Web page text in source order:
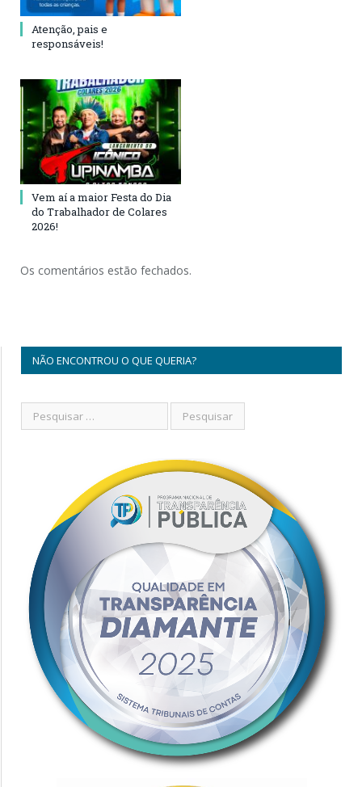
Atenção, pais e
responsáveis!
Vem aí a maior Festa do Dia
do Trabalhador de Colares
2026!
Os comentários estão fechados.
NÃO ENCONTROU O QUE QUERIA?